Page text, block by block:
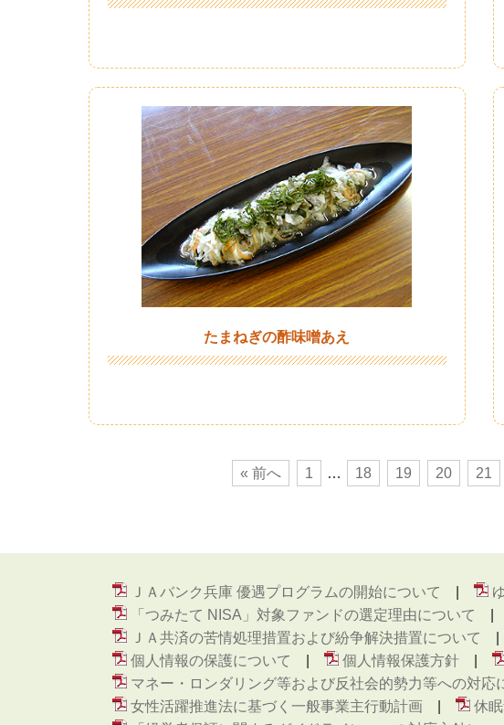
たまねぎの酢味噌あえ
« 前へ 1 … 18 19 20 21
ＪＡバンク兵庫 優遇プログラムの開始について
「つみたて NISA」対象ファンドの選定理由について
ＪＡ共済の苦情処理措置および紛争解決措置について
個人情報の保護について
個人情報保護方針
マネー・ロンダリング等および反社会的勢力等への対応
女性活躍推進法に基づく一般事業主行動計画
休